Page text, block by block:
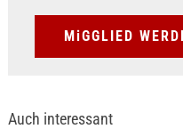
MiGGLIED
Auch interessant